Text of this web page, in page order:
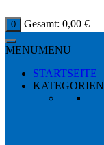
0 Gesamt: 0,00 €
MENUMENU
STARTSEITE
KATEGORIEN